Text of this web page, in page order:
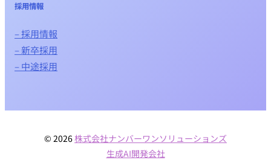
採用情報
– 採用情報
– 新卒採用
– 中途採用
© 2026株式会社ナンバーワンソリューションズ
生成AI開発会社